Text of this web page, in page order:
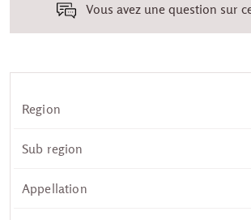
Vous avez une question sur
Region
Sub region
Appellation